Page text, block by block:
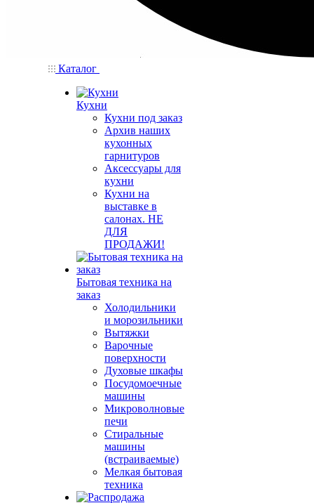
Каталог
Кухни
Кухни под заказ
Архив наших
кухонных
гарнитуров
Аксессуары для
кухни
Кухни на
выставке в
салонах. НЕ
ДЛЯ
ПРОДАЖИ!
Бытовая техника на
заказ
Холодильники
и морозильники
Вытяжки
Варочные
поверхности
Духовые шкафы
Посудомоечные
машины
Микроволновые
печи
Стиральные
машины
(встраиваемые)
Мелкая бытовая
техника